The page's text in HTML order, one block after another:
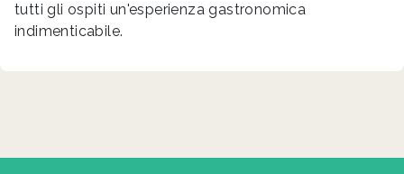
tutti gli ospiti un'esperienza gastronomica
indimenticabile.